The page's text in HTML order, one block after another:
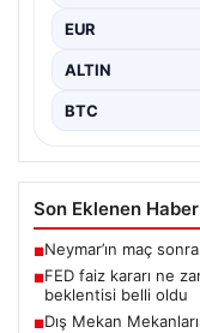
EUR
ALTIN
BTC
Son Eklenen
■Neymar’ın maç
■FED faiz kararı ne
beklentisi belli oldu
■Dış Mekan